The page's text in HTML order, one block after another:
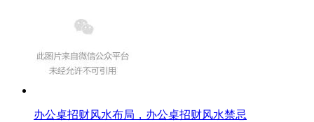
办公桌招财风水布局，办公桌招财风水禁忌